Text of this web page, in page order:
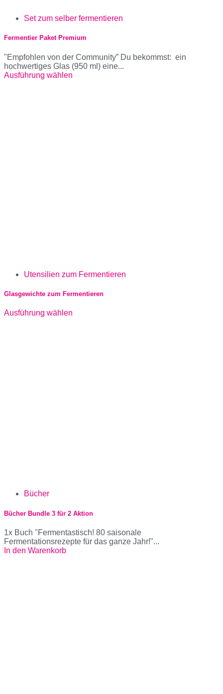
Set zum selber fermentieren
Fermentier Paket Premium
"Empfohlen von der Community” Du bekommst: ein
hochwertiges Glas (950 ml) eine...
Ausführung wählen
Utensilien zum Fermentieren
Glasgewichte zum Fermentieren
Ausführung wählen
Bücher
Bücher Bundle 3 für 2 Aktion
1x Buch "Fermentastisch! 80 saisonale
Fermentationsrezepte für das ganze Jahr!"...
In den Warenkorb